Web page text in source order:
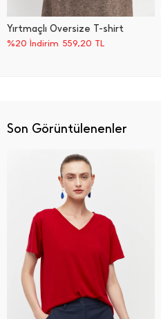
Yırtmaçlı Oversize T-shirt
%20 İndirim 559,20 TL
Son Görüntülenenler